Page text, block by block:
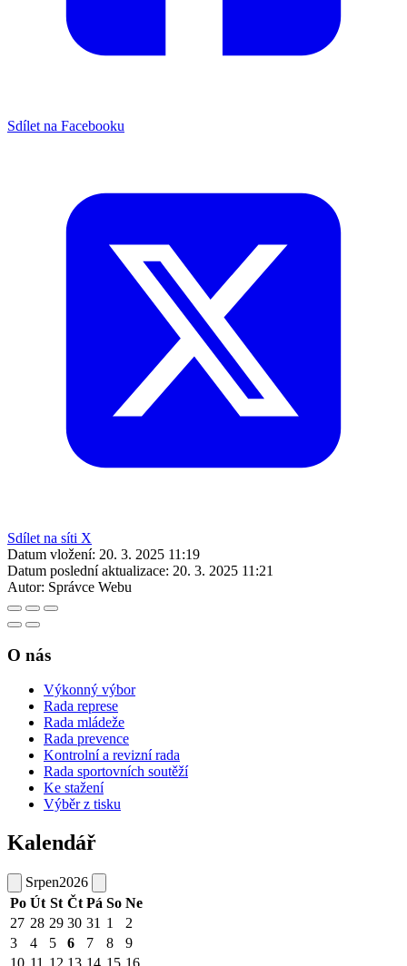
Sdílet na Facebooku
Sdílet na síti X
Datum vložení: 20. 3. 2025 11:19
Datum poslední aktualizace: 20. 3. 2025 11:21
Autor: Správce Webu
O nás
Výkonný výbor
Rada represe
Rada mládeže
Rada prevence
Kontrolní a revizní rada
Rada sportovních soutěží
Ke stažení
Výběr z tisku
Kalendář
Srpen2026
Po Út St Čt Pá So Ne
27 28 29 30 31 1
2
3
4 5 6 7 8
9